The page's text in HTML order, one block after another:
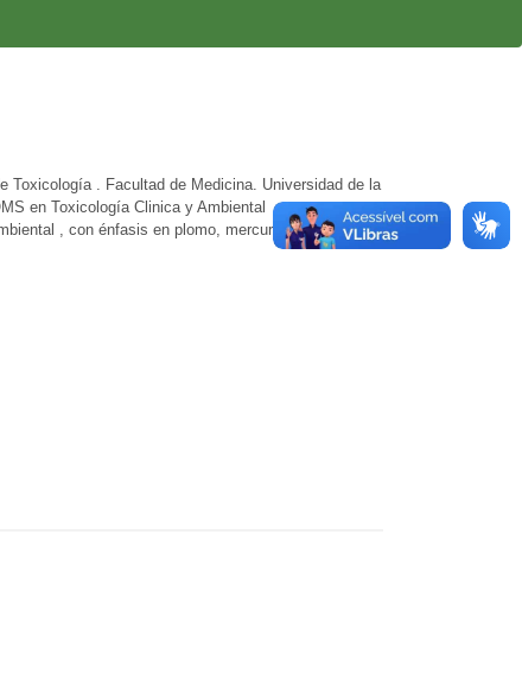
Toxicología . Facultad de Medicina. Universidad de la
en Toxicología Clinica y Ambiental .
, con énfasis en plomo, mercurio, plaguicidas